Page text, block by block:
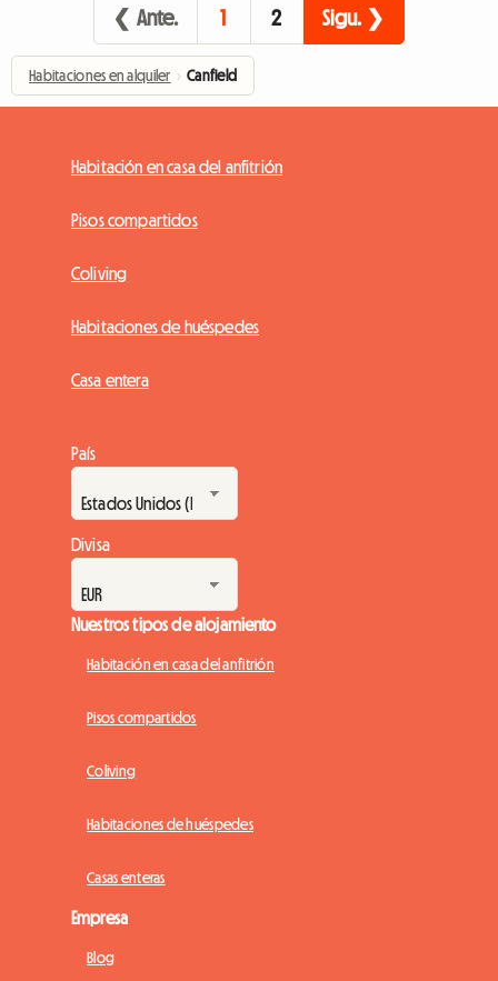
❮ Ante. 1 2 Sigu. ❯
Habitaciones en alquiler › Canfield
Habitación en casa del anfitrión
Pisos compartidos
Coliving
Habitaciones de huéspedes
Casa entera
País
Divisa
Nuestros tipos de alojamiento
Habitación en casa del anfitrión
Pisos compartidos
Coliving
Habitaciones de huéspedes
Casas enteras
Empresa
Blog